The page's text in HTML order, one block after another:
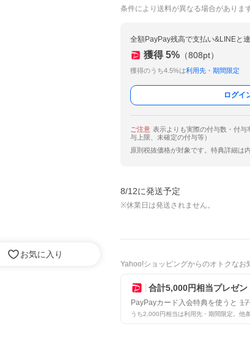
お気に入り
条件により送料が異なる場合があります
全額PayPay残高で支払い&LINEと
獲得 5% （808pt）
獲得のうち4.5%は利用先・期間限定
ログイ
ご注意 表示よりも実際の付与数・付
与上限、未確定の付与等）
原則税抜価格が対象です。特典詳細は
8/12に発送予定
※休業日は発送されません。
Yahoo!ショッピングからのオトクなお
合計5,000円相当プレゼン
PayPayカード入会特典を使うと
うち2,000円相当は利用先・期間限定。他